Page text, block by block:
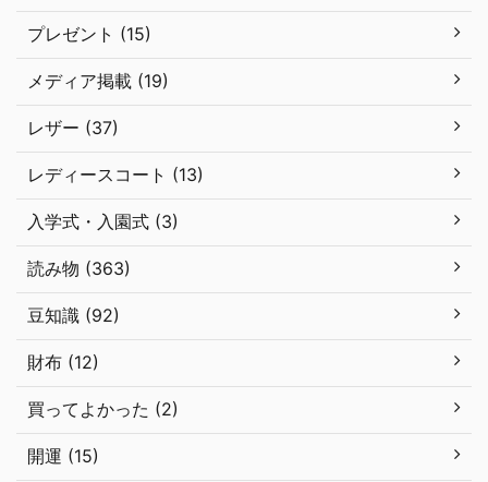
プレゼント (15)
メディア掲載 (19)
レザー (37)
レディースコート (13)
入学式・入園式 (3)
読み物 (363)
豆知識 (92)
財布 (12)
買ってよかった (2)
開運 (15)